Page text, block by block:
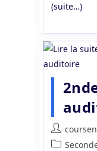
(suite…)
Auteur/
de
Post